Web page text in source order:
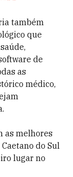
também
que
de
as
médico,
as melhores
do Sul
lugar no